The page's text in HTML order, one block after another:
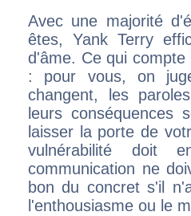
Avec une majorité
êtes, Yank Terry
d'âme. Ce qui
: pour vous, on
changent, les
leurs conséquences
laisser la porte de
vulnérabilité doit
communication ne
bon du concret s'il
l'enthousiasme ou le